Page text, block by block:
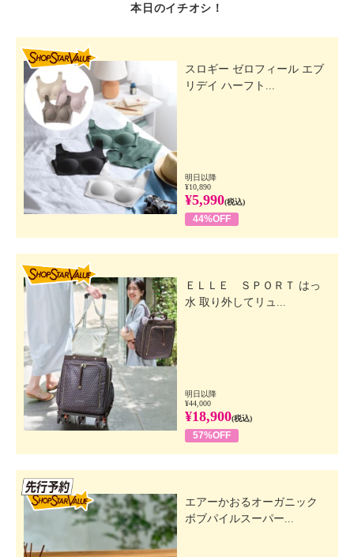
本日のイチオシ！
スロギー ゼロフィール エブ
リデイ ハーフト...
明日以降
¥10,890
¥5,990(税込)
44%OFF
ＥＬＬＥ ＳＰＯＲＴ はっ
水 取り外してリュ...
明日以降
¥44,000
¥18,900(税込)
57%OFF
エアーかおるオーガニック
ボブパイルスーパー...